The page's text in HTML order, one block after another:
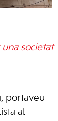
societat
portaveu
al